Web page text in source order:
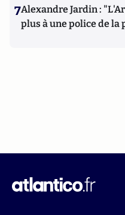
7Alexandre Jardin :
plus à une police de la